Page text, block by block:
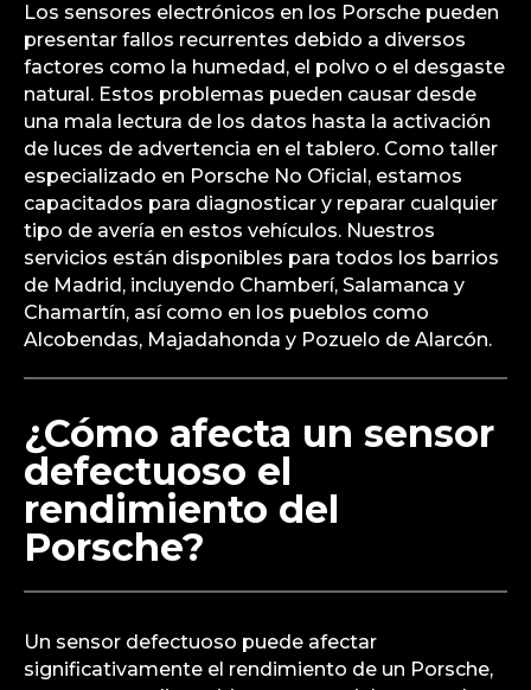
Los sensores electrónicos en los Porsche pueden
presentar fallos recurrentes debido a diversos
factores como la humedad, el polvo o el desgaste
natural. Estos problemas pueden causar desde
una mala lectura de los datos hasta la activación
de luces de advertencia en el tablero. Como taller
especializado en Porsche No Oficial, estamos
capacitados para diagnosticar y reparar cualquier
tipo de avería en estos vehículos. Nuestros
servicios están disponibles para todos los barrios
de Madrid, incluyendo Chamberí, Salamanca y
Chamartín, así como en los pueblos como
Alcobendas, Majadahonda y Pozuelo de Alarcón.
¿Cómo afecta un sensor
defectuoso el
rendimiento del
Porsche?
Un sensor defectuoso puede afectar
significativamente el rendimiento de un Porsche,